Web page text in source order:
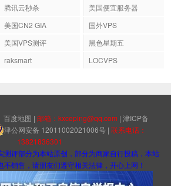
腾讯云秒杀
美国便宜服务器
美国CN2 GIA
国外VPS
美国VPS测评
黑色星期五
raksmart LOCVPS
百度地图 | 邮箱：kxceping@qq.com | 津ICP备
津公网安备 12011002021006号 | 联系电话：
13821836301
测评部分为本站原创，部分为商家自行投稿，本站
销售，请朋友们遵守相关法律，开心上网！